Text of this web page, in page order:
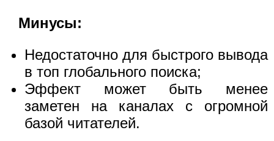
Минусы:
Недостаточно для быстрого вывода
в топ глобального поиска;
Эффект может быть менее
заметен на каналах с огромной
базой читателей.